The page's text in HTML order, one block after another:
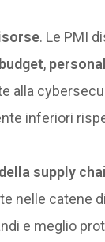
. Le PMI
budget,
alla
inferiori
supply
nelle catene
e meglio